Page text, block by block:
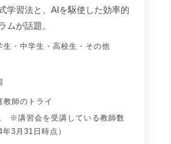
学習法と、AIを駆使した効率的
ムが話題。
生 ・ 中学生 ・ 高校生 ・ その他
教師のトライ
※講習会を受講している教師数
年3月31日時点）